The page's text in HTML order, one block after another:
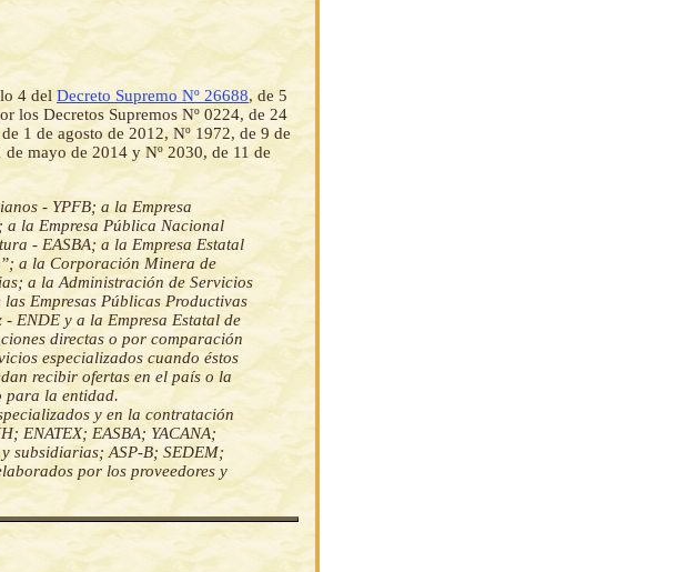
4 del Decreto Supremo Nº 26688, de 5
los Decretos Supremos Nº 0224, de 24
1 de agosto de 2012, Nº 1972, de 9 de
mayo de 2014 y Nº 2030, de 11 de
- YPFB; a la Empresa
la Empresa Pública Nacional
- EASBA; a la Empresa Estatal
a la Corporación Minera de
a la Administración de Servicios
Empresas Públicas Productivas
ENDE y a la Empresa Estatal de
directas o por comparación
especializados cuando éstos
recibir ofertas en el país o la
para la entidad.
y en la contratación
ENATEX; EASBA; YACANA;
subsidiarias; ASP-B; SEDEM;
por los proveedores y